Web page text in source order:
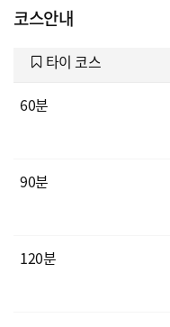
코스안내
타이 코스
60분
90분
120분